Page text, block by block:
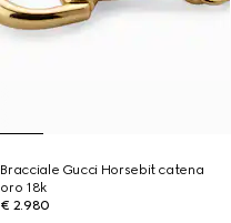
Bracciale Gucci Horsebit catena
oro 18k
€ 2.980